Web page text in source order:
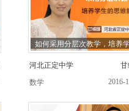
如何采用分层次教学，培养
河北正定中学
甘
数学
2016-